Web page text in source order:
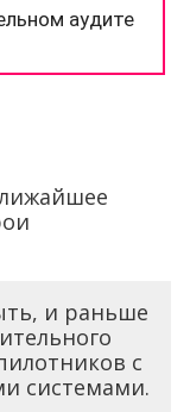
и раньше
с
системами.